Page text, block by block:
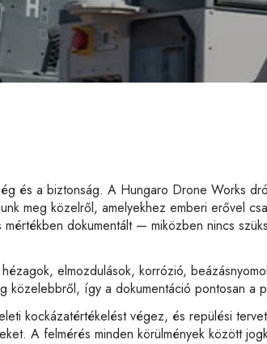
és a biztonság. A Hungaro Drone Works
meg közelről, amelyekhez emberi erővel
dokumentált — miközben nincs
elmozdulások, korrózió,
közelebbről, így a dokumentáció pontosan a
kockázatértékelést végez, és repülési
A felmérés minden körülmények között